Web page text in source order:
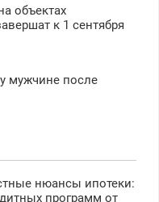
объектах
к 1 сентября
мужчине после
нюансы ипотеки:
программ от